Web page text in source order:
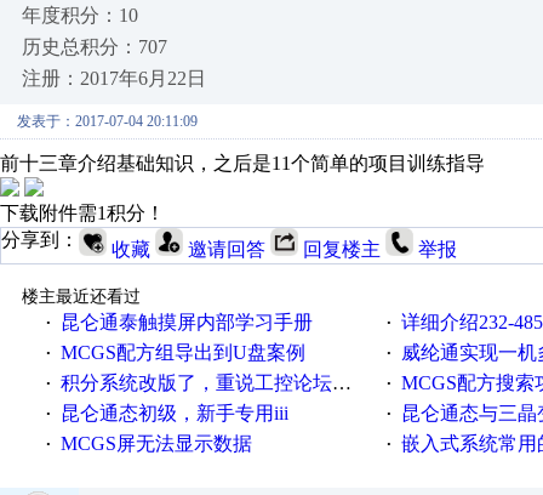
年度积分：10
历史总积分：707
注册：2017年6月22日
发表于：2017-07-04 20:11:09
前十三章介绍基础知识，之后是11个简单的项目训练指导
下载附件需1积分！
分享到：
收藏 邀请回答 回复楼主 举报
楼主最近还看过
·
昆仑通泰触摸屏内部学习手册 · 详细介绍232-
· MCGS配方组导出到U盘案例 · 威纶通实现一机
· 积分系统改版了，重说工控论坛积分那点事儿…… · MCGS配方搜索
· 昆仑通态初级，新手专用iii · 昆仑通态与三晶变
· MCGS屏无法显示数据 · 嵌入式系统常用